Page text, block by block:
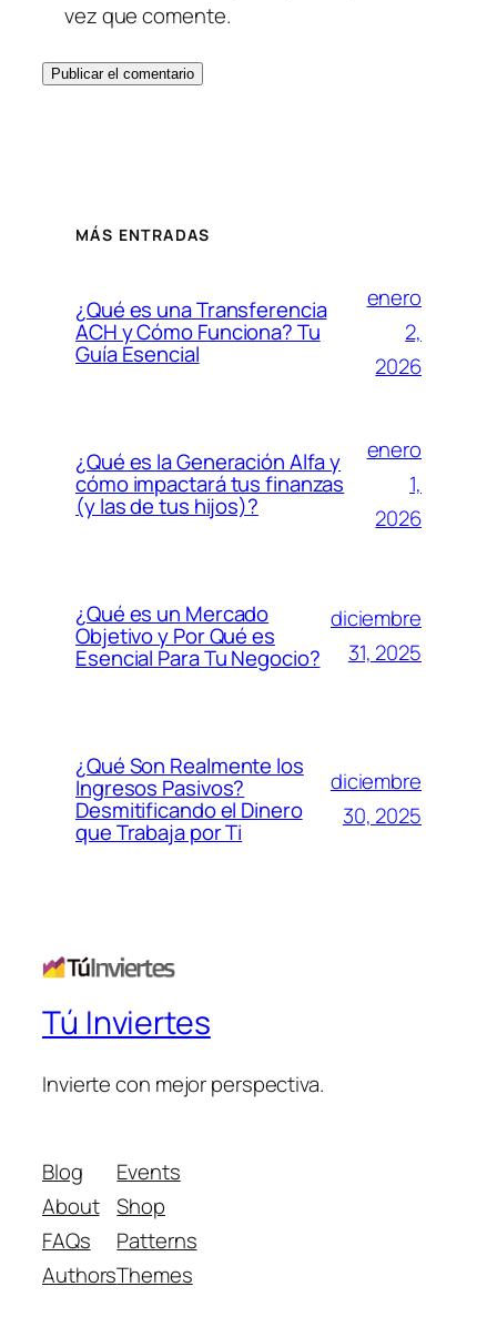
vez que comente.
MÁS ENTRADAS
¿Qué es una Transferencia
ACH y Cómo Funciona? Tu
Guía Esencial
enero
2,
2026
¿Qué es la Generación Alfa y
cómo impactará tus finanzas
(y las de tus hijos)?
enero
1,
2026
¿Qué es un Mercado
Objetivo y Por Qué es
Esencial Para Tu Negocio?
diciembre
31, 2025
¿Qué Son Realmente los
Ingresos Pasivos?
Desmitificando el Dinero
que Trabaja por Ti
diciembre
30, 2025
Tú Inviertes
Invierte con mejor perspectiva.
Blog
About
FAQs
Authors
Events
Shop
Patterns
Themes